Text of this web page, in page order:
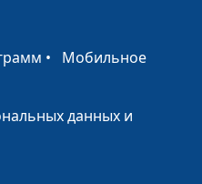
• Мобильное
данных и